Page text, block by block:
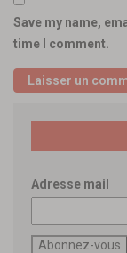
Save my name,
time I comment.
Adresse mail